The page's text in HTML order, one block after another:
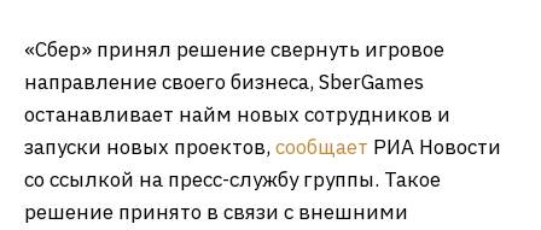
«Сбер» принял решение свернуть игровое
направление своего бизнеса, SberGames
останавливает найм новых сотрудников и
запуски новых проектов,сообщает РИА Новости
со ссылкой на пресс-службу группы. Такое
решение принято в связи с внешними